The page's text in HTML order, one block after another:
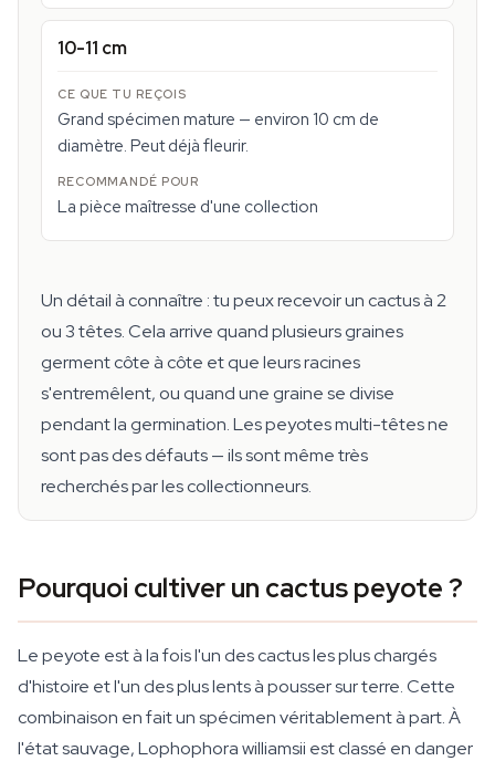
10-11 cm
Grand spécimen mature — environ 10 cm de
diamètre. Peut déjà fleurir.
La pièce maîtresse d'une collection
Un détail à connaître : tu peux recevoir un cactus à 2
ou 3 têtes. Cela arrive quand plusieurs graines
germent côte à côte et que leurs racines
s'entremêlent, ou quand une graine se divise
pendant la germination. Les peyotes multi-têtes ne
sont pas des défauts — ils sont même très
recherchés par les collectionneurs.
Pourquoi cultiver un cactus peyote ?
Le peyote est à la fois l'un des cactus les plus chargés
d'histoire et l'un des plus lents à pousser sur terre. Cette
combinaison en fait un spécimen véritablement à part. À
l'état sauvage, Lophophora williamsii est classé en danger